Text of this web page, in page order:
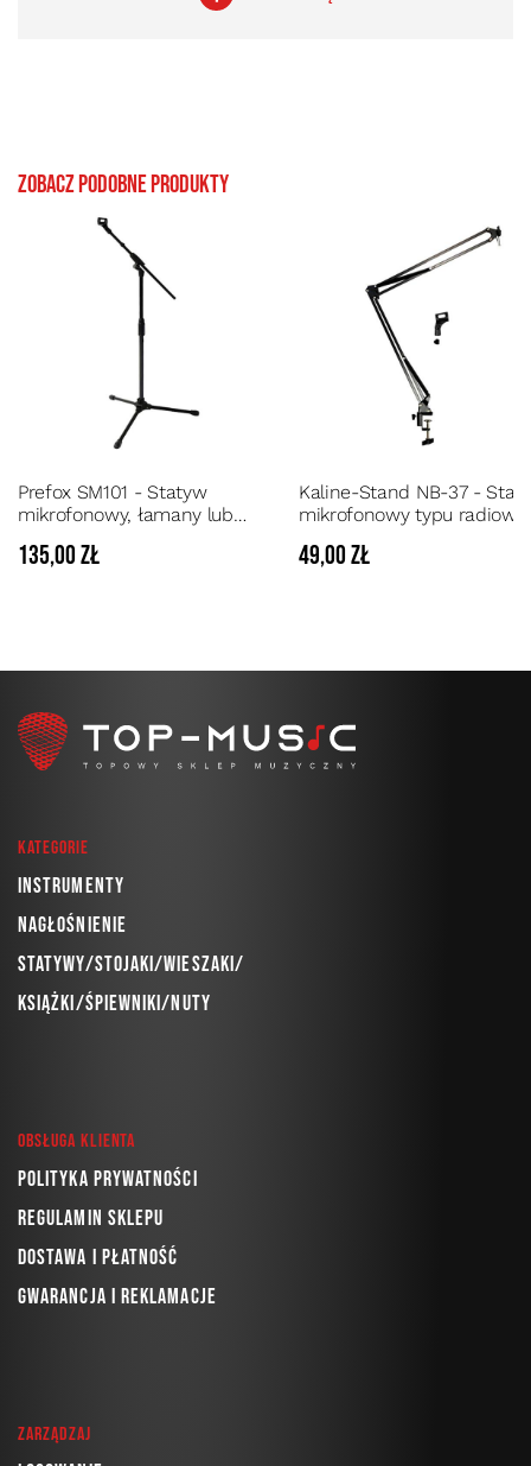
Zobacz podobne produkty
Prefox SM101 - Statyw
mikrofonowy, łamany lub
uchwytami w komplecie
135,00 zł
Kaline-Stand NB-37 -
mikrofonowy typu
blatu biurka
49,00 zł
Kategorie
Instrumenty
Nagłośnienie
Statywy/Stojaki/Wieszaki/
Książki/Śpiewniki/Nuty
Obsługa klienta
Polityka prywatności
Regulamin sklepu
Dostawa i płatność
Gwarancja i reklamacje
Zarządzaj